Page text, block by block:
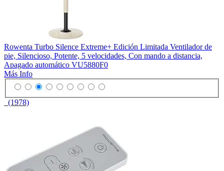
Rowenta Turbo Silence Extreme+ Edición Limitada Ventilador de
pie, Silencioso, Potente, 5 velocidades, Con mando a distancia,
Apagado automático VU5880F0
Más Info
(1978)